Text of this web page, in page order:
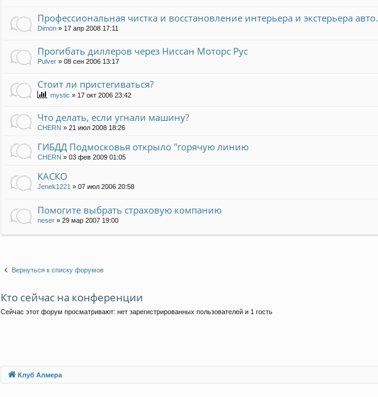
Профессиональная чистка и восстановление интерьера и экстерьера авто.
Dimon » 17 апр 2008 17:11
Прогибать диллеров через Ниссан Моторс Рус
Pulver » 08 сен 2006 13:17
Стоит ли пристегиваться?
mystic » 17 окт 2006 23:42
Что делать, если угнали машину?
CHERN » 21 июл 2008 18:26
ГИБДД Подмосковья открыло "горячую линию
CHERN » 03 фев 2009 01:05
КАСКО
Jenek1221 » 07 июл 2006 20:58
Помогите выбрать страховую компанию
neser » 29 мар 2007 19:00
Вернуться к списку форумов
Кто сейчас на конференции
Сейчас этот форум просматривают: нет зарегистрированных пользователей и 1 гость
Клуб Алмера